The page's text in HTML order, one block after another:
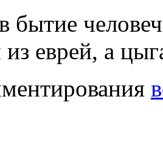
бытие
еврей, а